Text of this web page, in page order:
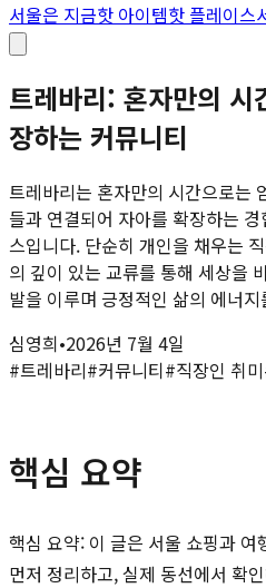
서울은 지금핫 아이템핫 플레이스
트레바리: 혼자만의 시
장하는 커뮤니티
트레바리는 혼자만의 시간으로는
들과 연결되어 자아를 확장하는
스입니다. 단순히 개인을 채우는
의 깊이 있는 교류를 통해 세상을
발을 이루며 긍정적인 삶의 에너지
심영희•2026년 7월 4일
#트레바리#커뮤니티#직장인 취미
핵심 요약
핵심 요약: 이 글은 서울 쇼핑과
먼저 정리하고, 실제 동선에서 확